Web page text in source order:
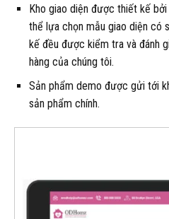
Kho giao diện được thiết kế
thể lựa chọn mẫu giao diện có
kế đều được kiểm tra và đánh
hàng của chúng tôi.
Sản phẩm demo được gửi tới
sản phẩm chính.